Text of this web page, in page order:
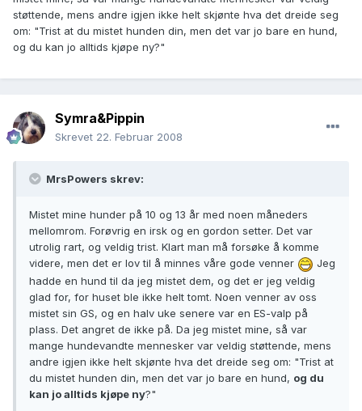
støttende, mens andre igjen ikke helt skjønte hva det dreide seg
om: "Trist at du mistet hunden din, men det var jo bare en hund,
og du kan jo alltids kjøpe ny?"
Symra&Pippin
Skrevet 22. Februar 2008
MrsPowers skrev:
Mistet mine hunder på 10 og 13 år med noen måneders
mellomrom. Forøvrig en irsk og en gordon setter. Det var
utrolig rart, og veldig trist. Klart man må forsøke å komme
videre, men det er lov til å minnes våre gode venner
Jeg
hadde en hund til da jeg mistet dem, og det er jeg veldig
glad for, for huset ble ikke helt tomt. Noen venner av oss
mistet sin GS, og en halv uke senere var en ES-valp på
plass. Det angret de ikke på. Da jeg mistet mine, så var
mange hundevandte mennesker var veldig støttende, mens
andre igjen ikke helt skjønte hva det dreide seg om: "Trist at
du mistet hunden din, men det var jo bare en hund, og du
kan jo alltids kjøpe ny?"